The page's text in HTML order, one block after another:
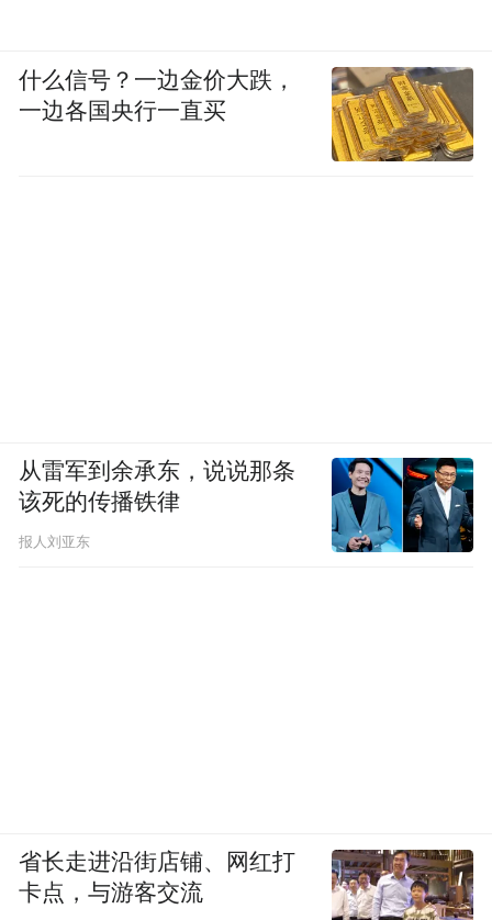
什么信号？一边金价大跌，
一边各国央行一直买
从雷军到余承东，说说那条
该死的传播铁律
报人刘亚东
省长走进沿街店铺、网红打
卡点，与游客交流